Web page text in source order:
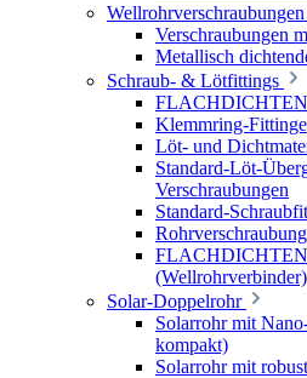
Wellrohrverschraubungen
Verschraubungen
Metallisch
Schraub- & Lötfittings
Klemmring-Fittinge
Löt- und
Standard-Löt-
Verschraubungen
Standard-
(Wellrohrverbinder)
Solar-Doppelrohr
Solarrohr mit
kompakt)
Solarrohr mit